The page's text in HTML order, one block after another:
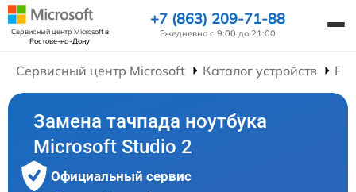
Сервисный центр Microsoftв
Ростове-на-Дону
+7 (863) 209-71-88
Ежедневно с 9:00 до 21:00
Сервисный центр Microsoft Каталог устройств
Замена тачпада ноутбука
Microsoft Studio 2
Официальный сервис